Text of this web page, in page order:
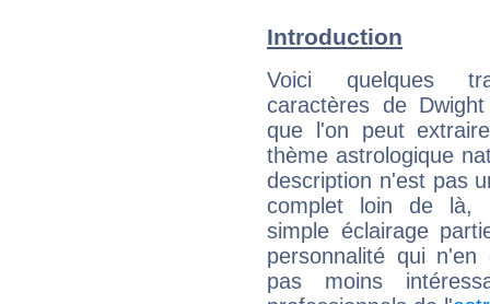
Introduction
Voici quelques
caractères de
que l'on peut
thème astrologique
description n'est pas
complet loin de là,
simple éclairage
personnalité qui n'en
pas moins